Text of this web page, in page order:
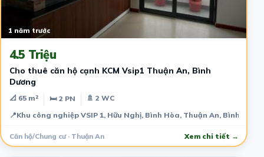
1 năm trước
4.5 Triệu
Cho thuê căn hộ cạnh KCM Vsip1 Thuận An, Bình
Dương
📐 65 m² 🛏 2 PN
🚿 2 WC
📍Khu công nghiệp VSIP 1, Hữu Nghị, Bình Hòa, Thuận An, Bình
Căn hộ/Chung cư · Thuận An Xem chi tiết →